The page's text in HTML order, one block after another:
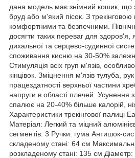
дана модель має знімний кошик, що
бруд або м'який пісок. З
комфортними та безпечними.
досягти таких переваг для здоров'я,
дихальної та серцево-судинної
споживання кисню на 30-50% залежно
Стимуляція всіх груп м'язів,
кінцівок. Зміцнення м'язів тулуба,
працездатності верхньої частини
напруги в області плечей. Усунення
спалює на 20-40% більше калорій,
Характеристики трекінгової палиці
Матеріал: Легкий та міцний
сегментів: 3 Ручки: гума Антишок-
складеному стані: 64 см
розкладеному стані: 135 см